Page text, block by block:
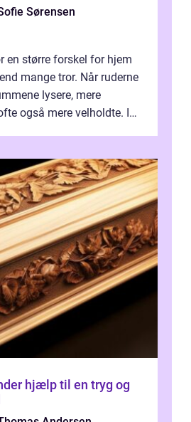
Sørensen
en større forskel for hjem
mange tror. Når ruderne
lysere, mere
også mere velholdte. I
tryg og